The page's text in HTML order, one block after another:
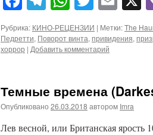
Рубрика: КИНО-РЕЦЕНЗИИ | Метки:The
Педретти, Поворот винта,привидения,
хоррор | Добавить комментарий
Темные времена
Опубликовано 26.03.2018 автором Imra
Лев весной, или Британская ярость